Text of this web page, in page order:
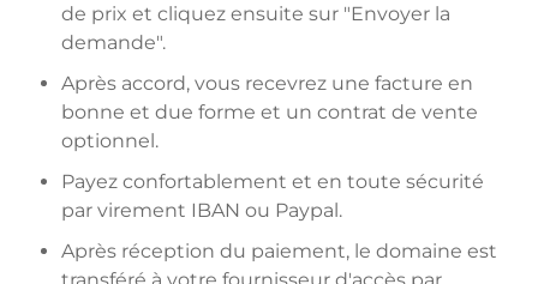
de prix et cliquez ensuite sur "Envoyer la
demande".
Après accord, vous recevrez une facture en
bonne et due forme et un contrat de vente
optionnel.
Payez confortablement et en toute sécurité
par virement IBAN ou Paypal.
Après réception du paiement, le domaine est